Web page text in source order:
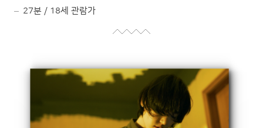
27분 / 18세 관람가